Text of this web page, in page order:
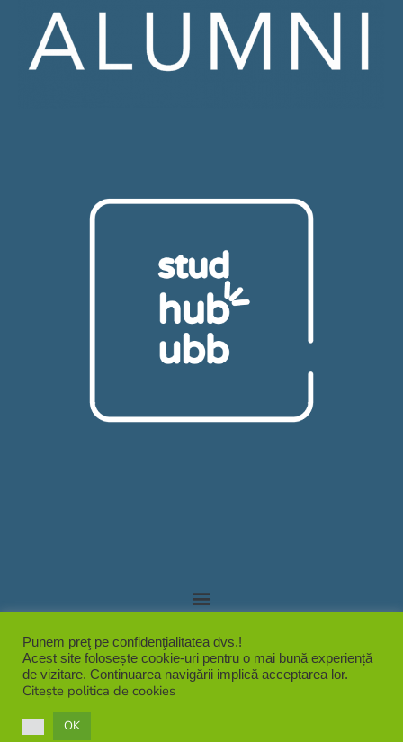
PROTECȚIA DATELOR CU CARACTER PERSONAL
POLITICA DE COOKIES
Punem preţ pe confidenţialitatea dvs.!
Acest site folosește cookie-uri pentru o mai bună experiență
de vizitare. Continuarea navigării implică acceptarea lor.
Citește politica de cookies
OK